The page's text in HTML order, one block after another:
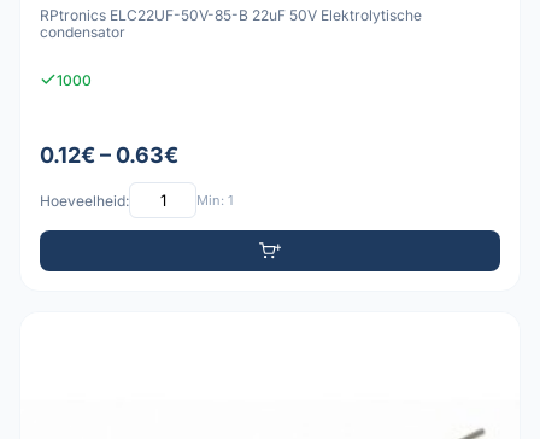
RPtronics ELC22UF-50V-85-B 22uF 50V Elektrolytische
condensator
1000
0.12€ – 0.63€
Hoeveelheid: Min: 1